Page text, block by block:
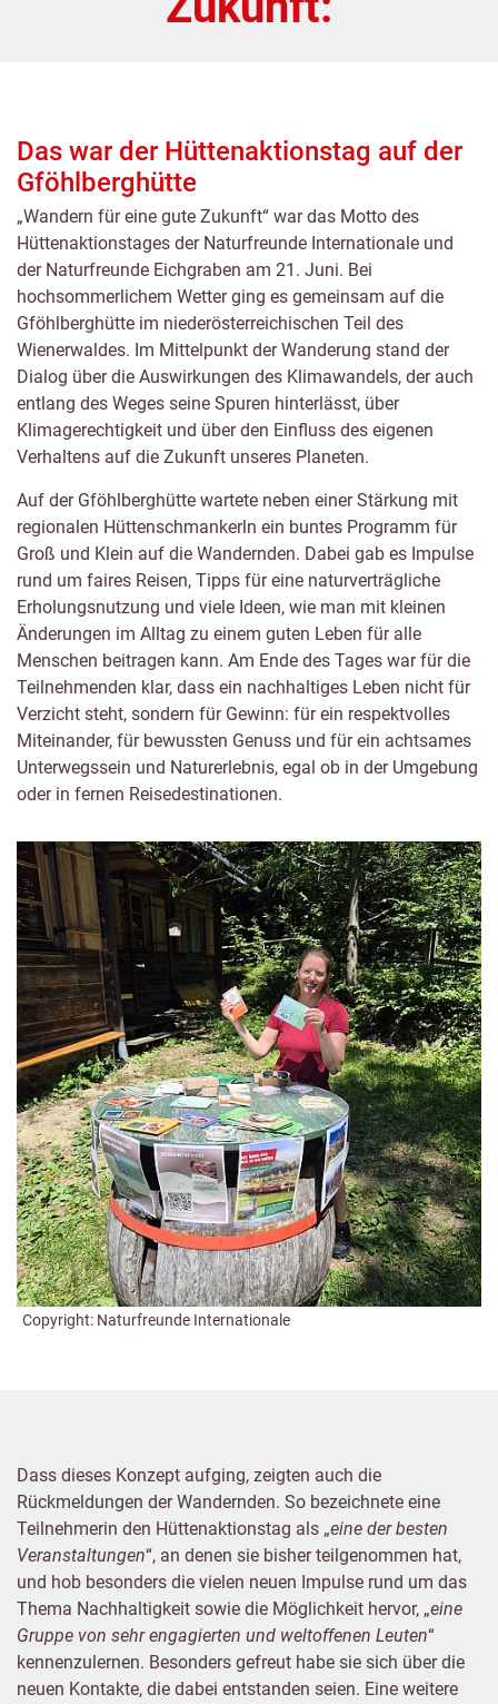
Das war der Hüttenaktionstag auf der
Gföhlberghütte
„Wandern für eine gute Zukunft“ war das Motto des
Hüttenaktionstages der Naturfreunde Internationale und
der Naturfreunde Eichgraben am 21. Juni. Bei
hochsommerlichem Wetter ging es gemeinsam auf die
Gföhlberghütte im niederösterreichischen Teil des
Wienerwaldes. Im Mittelpunkt der Wanderung stand der
Dialog über die Auswirkungen des Klimawandels, der auch
entlang des Weges seine Spuren hinterlässt, über
Klimagerechtigkeit und über den Einfluss des eigenen
Verhaltens auf die Zukunft unseres Planeten.
Auf der Gföhlberghütte wartete neben einer Stärkung mit
regionalen Hüttenschmankerln ein buntes Programm für
Groß und Klein auf die Wandernden. Dabei gab es Impulse
rund um faires Reisen, Tipps für eine naturverträgliche
Erholungsnutzung und viele Ideen, wie man mit kleinen
Änderungen im Alltag zu einem guten Leben für alle
Menschen beitragen kann. Am Ende des Tages war für die
Teilnehmenden klar, dass ein nachhaltiges Leben nicht für
Verzicht steht, sondern für Gewinn: für ein respektvolles
Miteinander, für bewussten Genuss und für ein achtsames
Unterwegssein und Naturerlebnis, egal ob in der Umgebung
oder in fernen Reisedestinationen.
Copyright: Naturfreunde Internationale
Dass dieses Konzept aufging, zeigten auch die
Rückmeldungen der Wandernden. So bezeichnete eine
Teilnehmerin den Hüttenaktionstag als „eine der besten
Veranstaltungen“, an denen sie bisher teilgenommen hat,
und hob besonders die vielen neuen Impulse rund um das
Thema Nachhaltigkeit sowie die Möglichkeit hervor, „eine
Gruppe von sehr engagierten und weltoffenen Leuten“
kennenzulernen. Besonders gefreut habe sie sich über die
neuen Kontakte, die dabei entstanden seien. Eine weitere